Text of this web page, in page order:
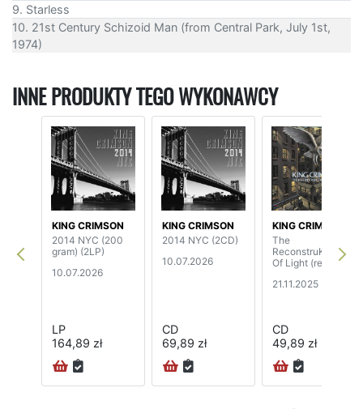
9. Starless
10. 21st Century Schizoid Man (from Central Park, July 1st,
1974)
INNE PRODUKTY TEGO WYKONAWCY
KING CRIMSON
2014 NYC (200
gram) (2LP)
10.07.2026
LP
164,89 zł
KING CRIMSON
2014 NYC (2CD)
10.07.2026
CD
69,89 zł
KING CRIMSON
The
ReconstruKction
Of Light (reissue)
21.11.2025
CD
49,89 zł